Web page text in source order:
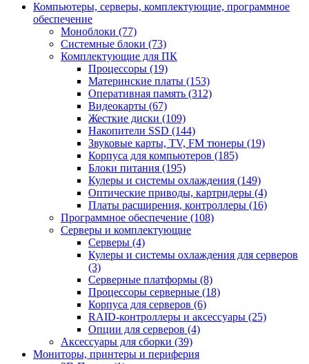
Компьютеры, серверы, комплектующие, программное
обеспечение
Моноблоки (77)
Системные блоки (73)
Комплектующие для ПК
Процессоры (19)
Материнские платы (153)
Оперативная память (312)
Видеокарты (67)
Жесткие диски (109)
Накопители SSD (144)
Звуковые карты, TV, FM тюнеры (19)
Корпуса для компьютеров (185)
Блоки питания (195)
Кулеры и системы охлаждения (149)
Оптические приводы, картридеры (4)
Платы расширения, контроллеры (16)
Программное обеспечение (108)
Серверы и комплектующие
Серверы (4)
Кулеры и системы охлаждения для серверов
(3)
Серверные платформы (8)
Процессоры серверные (18)
Корпуса для серверов (6)
RAID-контроллеры и аксессуары (25)
Опции для серверов (4)
Аксессуары для сборки (39)
Мониторы, принтеры и периферия